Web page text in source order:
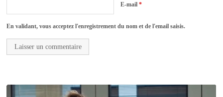
E-mail*
En validant, vous acceptez l'enregistrement du nom et de l'email saisis.